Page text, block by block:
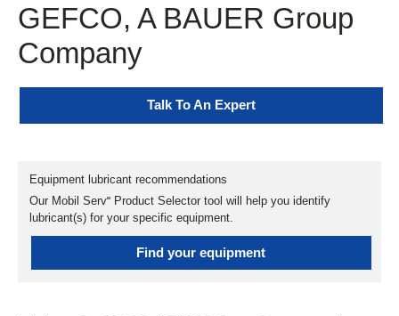
GEFCO, A BAUER Group
Company
Talk To An Expert
Equipment lubricant recommendations
Our Mobil Serv℠ Product Selector tool will help you identify
lubricant(s) for your specific equipment.
Find your equipment